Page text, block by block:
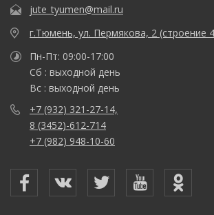
jute_tyumen@mail.ru
г.Тюмень, ул. Пермякова, 2 (строение
Пн-Пт: 09:00-17:00
Сб : выходной день
Вс : выходной день
+7 (932) 321-27-14,
8 (3452)-612-714
+7 (982) 948-10-60